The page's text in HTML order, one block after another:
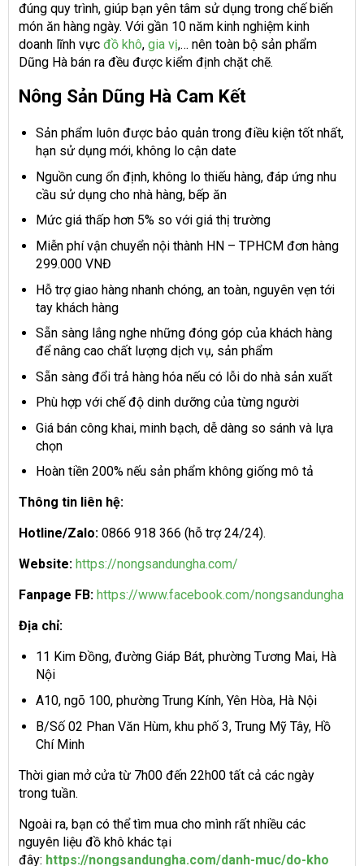
đúng quy trình, giúp bạn yên tâm sử dụng trong chế biến
món ăn hàng ngày. Với gần 10 năm kinh nghiệm kinh
doanh lĩnh vực đồ khô, gia vị,… nên toàn bộ sản phẩm
Dũng Hà bán ra đều được kiểm định chặt chẽ.
Nông Sản Dũng Hà Cam Kết
Sản phẩm luôn được bảo quản trong điều kiện tốt nhất,
hạn sử dụng mới, không lo cận date
Nguồn cung ổn định, không lo thiếu hàng, đáp ứng nhu
cầu sử dụng cho nhà hàng, bếp ăn
Mức giá thấp hơn 5% so với giá thị trường
Miễn phí vận chuyển nội thành HN – TPHCM đơn hàng
299.000 VNĐ
Hỗ trợ giao hàng nhanh chóng, an toàn, nguyên vẹn tới
tay khách hàng
Sẵn sàng lắng nghe những đóng góp của khách hàng
để nâng cao chất lượng dịch vụ, sản phẩm
Sẵn sàng đổi trả hàng hóa nếu có lỗi do nhà sản xuất
Phù hợp với chế độ dinh dưỡng của từng người
Giá bán công khai, minh bạch, dễ dàng so sánh và lựa
chọn
Hoàn tiền 200% nếu sản phẩm không giống mô tả
Thông tin liên hệ:
Hotline/Zalo: 0866 918 366 (hỗ trợ 24/24).
Website: https://nongsandungha.com/
Fanpage FB: https://www.facebook.com/nongsandungha
Địa chỉ:
11 Kim Đồng, đường Giáp Bát, phường Tương Mai, Hà
Nội
A10, ngõ 100, phường Trung Kính, Yên Hòa, Hà Nội
B/Số 02 Phan Văn Hùm, khu phố 3, Trung Mỹ Tây, Hồ
Chí Minh
Thời gian mở cửa từ 7h00 đến 22h00 tất cả các ngày
trong tuần.
Ngoài ra, bạn có thể tìm mua cho mình rất nhiều các
nguyên liệu đồ khô khác tại
đây: https://nongsandungha.com/danh-muc/do-kho